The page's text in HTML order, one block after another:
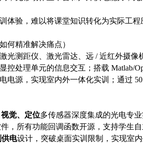
体验，难以将课堂知识转化为实际工
何精准解决痛点）
光测距仪、激光雷达、远 / 近红外摄像
控处理单元的信息交互；搭载 Matlab/
电源，实现室内外一体化实训；通过
觉、定位多传感器深度集成的光电专
，所有功能回调函数开源，支持学生
供电设计，突破桌面实训限制，实现室